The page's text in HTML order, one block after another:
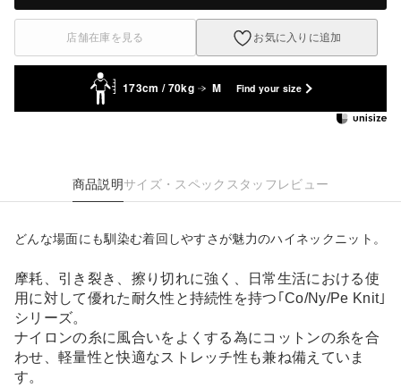
店舗在庫を見る お気に入りに追加
173cm / 70kg M Find your size
商品説明サイズ・スペック スタッフレビュー
どんな場面にも馴染む着回しやすさが魅力のハイネックニット。
摩耗、引き裂き、擦り切れに強く、日常生活における使
用に対して優れた耐久性と持続性を持つ｢Co/Ny/Pe Knit｣
シリーズ。
ナイロンの糸に風合いをよくする為にコットンの糸を合
わせ、軽量性と快適なストレッチ性も兼ね備えていま
す。